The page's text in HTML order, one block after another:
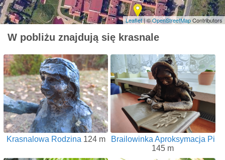
Leaflet| ©OpenStreetMapContributors
W pobliżu znajdują się krasnale
Krasnalowa Rodzina 124 m
Brailowinka Aproksymacja Pi
145 m